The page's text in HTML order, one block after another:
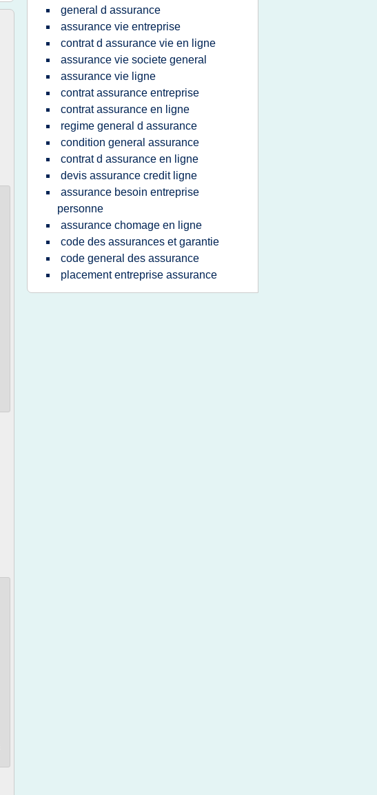
general d assurance
assurance vie entreprise
contrat d assurance vie en ligne
assurance vie societe general
assurance vie ligne
contrat assurance entreprise
contrat assurance en ligne
regime general d assurance
condition general assurance
contrat d assurance en ligne
devis assurance credit ligne
assurance besoin entreprise
personne
assurance chomage en ligne
code des assurances et garantie
code general des assurance
placement entreprise assurance